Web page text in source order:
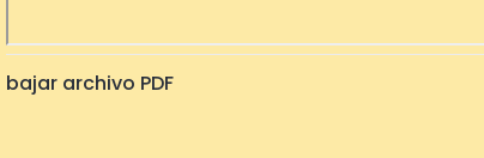
bajar archivo PDF